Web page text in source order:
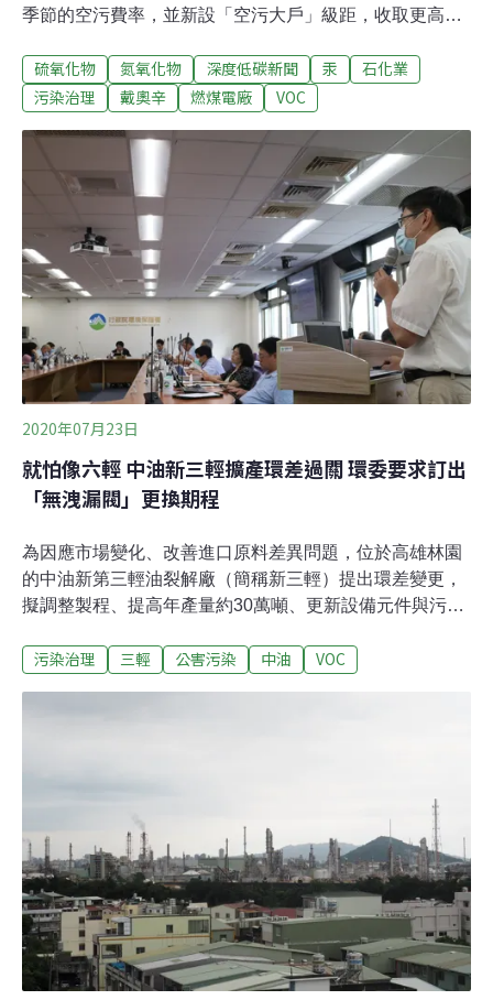
季節的空污費率，並新設「空污大戶」級距，收取更高費
者，每年多挹注空污基金約6.5億元，減少1.5萬噸空污排
放。環保署官員表示，新設空污大戶級距後，排放量大的
願，讓業者投資成本相對低的空污防制設備。空污費調高
新設「空污大戶」級距 收取更高費額環保署曾在2020年3
月提出固定污染源空污費修正草案，實施季節性的差別費
率，調升空污季（10月至隔年3月）費率、調降非空污季
費率。政策一出，非空污季的費率調降即引起民間批評，
環署接著在2021年下架草案，再度挨批「臨陣脫逃」。
硫氧化物 氮氧化物 深度低碳新聞 汞
石化業
污染治理
戴奧辛 燃煤電廠 VOC
2020年07月23日
就怕像六輕 中油新三輕擴產環差過關 環委要求訂出
「無洩漏閥」更換期程
為因應市場變化、改善進口原料差異問題，位於高雄林園
的中油新第三輕油裂解廠（簡稱新三輕）提出環差變更，
擬調整製程、提高年產量約30萬噸、更新設備元件與污染
發性有機物質（VOCs）散逸，中油提出部分製程閥件更
次變更後產能增加，但空污排放量不會增加。不過，仍有
環評委員存疑。中油此次「修訂全廠空氣污染物排放量」
中所列的空氣污染物包含：總懸浮微粒（TSP）、硫氧化
物（SOx）、氮氧化物（NOx）及揮發性有機物質
（VOCs）；變更後，只VOCs排放有所減量，環委認為跟
原本的排放量相比，一年減少不到1%
污染治理 三輕 公害污染 中油 VOC